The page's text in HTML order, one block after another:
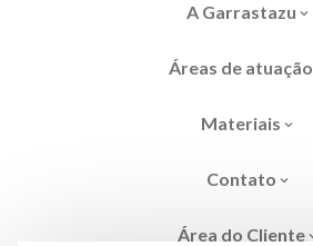
A Garrastazu
Áreas de atuação
Materiais
Contato
Área do Cliente